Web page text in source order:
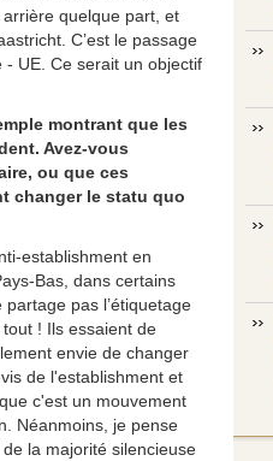
quelque part, et
C’est le passage
- UE. Ce serait un objectif
montrant que les
Avez-vous
ou que ces
changer le statu quo
establishment en
Bas, dans certains
pas l’étiquetage
! Ils essaient de
envie de changer
de l'establishment et
c'est un mouvement
Néanmoins, je pense
de la majorité silencieuse